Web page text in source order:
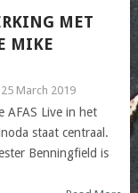
MET
MIKE
25 March 2019
AFAS Live in het
staat centraal.
Benningfield is